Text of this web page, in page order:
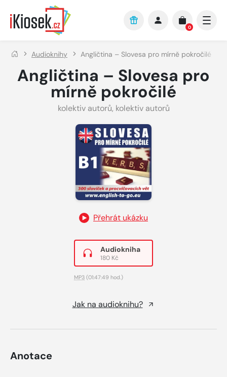
Přejít na hlavní obsah
0
Audioknihy Angličtina – Slovesa pro mírně pokročilé
Angličtina – Slovesa pro
mírně pokročilé
kolektiv autorů, kolektiv autorů
Přehrát ukázku
Audiokniha
180 Kč
MP3 (01:47:49 hod.)
Jak na audioknihu?
Anotace